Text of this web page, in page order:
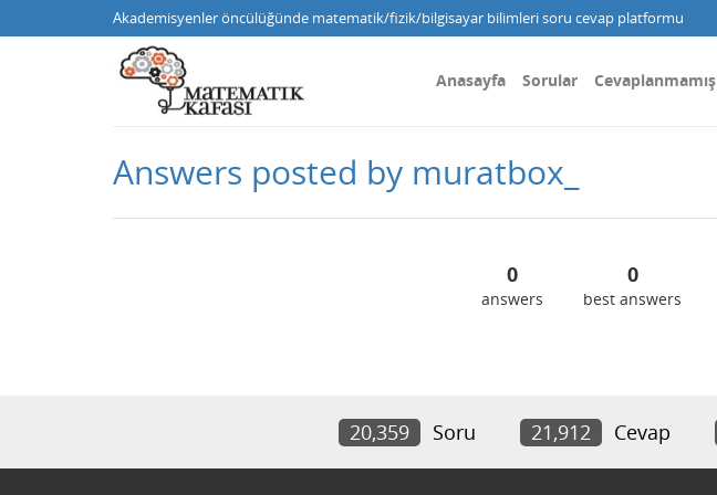
Akademisyenler öncülüğünde matematik/fizik/bilgisayar bilimleri soru cevap platformu
Anasayfa Sorular Cevaplanmamış
Answers posted by muratbox_
0
answers
0
best answers
20,359 Soru 21,912 Cevap